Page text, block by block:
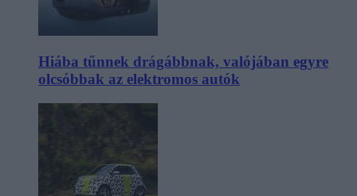
Hiába tűnnek drágábbnak, valójában egyre
olcsóbbak az elektromos autók